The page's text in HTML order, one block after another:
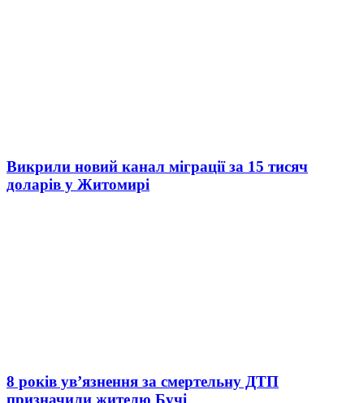
Викрили новий канал міграції за 15 тисяч
доларів у Житомирі
8 років ув’язнення за смертельну ДТП
призначили жителю Бучі